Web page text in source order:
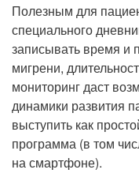
Полезным для
специального
записывать время и
мигрени,
мониторинг даст
динамики развития
выступить как
программа (в том
на смартфоне).